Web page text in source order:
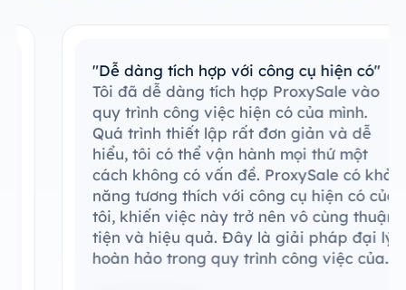
"Dễ dàng tích hợp với công cụ hiện có"
Tôi đã dễ dàng tích hợp ProxySale vào
quy trình công việc hiện có của mình.
Quá trình thiết lập rất đơn giản và dễ
hiểu, tôi có thể vận hành mọi thứ một
cách không có vấn đề. ProxySale có khả
năng tương thích với công cụ hiện có của
tôi, khiến việc này trở nên vô cùng thuận
tiện và hiệu quả. Đây là giải pháp đại lý
hoàn hảo trong quy trình công việc của